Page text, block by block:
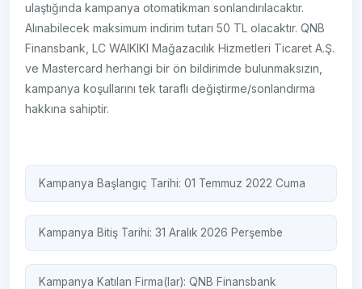
ulaştığında kampanya otomatikman sonlandırılacaktır.
Alınabilecek maksimum indirim tutarı 50 TL olacaktır. QNB
Finansbank, LC WAIKIKI Mağazacılık Hizmetleri Ticaret A.Ş.
ve Mastercard herhangi bir ön bildirimde bulunmaksızın,
kampanya koşullarını tek taraflı değiştirme/sonlandırma
hakkına sahiptir.
Kampanya Başlangıç Tarihi: 01 Temmuz 2022 Cuma
Kampanya Bitiş Tarihi: 31 Aralık 2026 Perşembe
Kampanya Katılan Firma(lar):QNB Finansbank